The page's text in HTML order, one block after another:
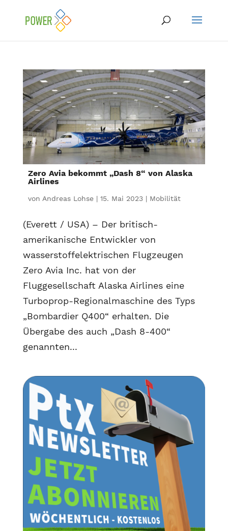
Zero Avia bekommt „Dash 8“ von Alaska
Airlines
von Andreas Lohse| 15. Mai 2023| Mobilität
(Everett / USA) – Der britisch-
amerikanische Entwickler von
wasserstoffelektrischen Flugzeugen
Zero Avia Inc. hat von der
Fluggesellschaft Alaska Airlines eine
Turboprop-Regionalmaschine des Typs
„Bombardier Q400“ erhalten. Die
Übergabe des auch „Dash 8-400“
genannten...